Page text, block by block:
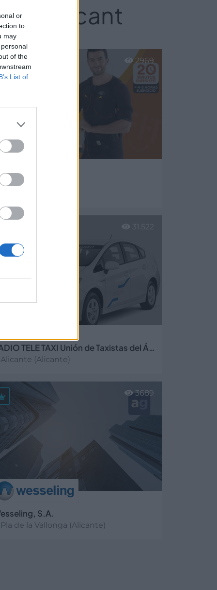
or
to
may
of the
List of
Alacant
más
2969
RADIO TELE TAXI Unión de Taxistas del Área de Alicante
(Alicante)
31.522
S.A.
de la Vallonga (Alicante)
3689